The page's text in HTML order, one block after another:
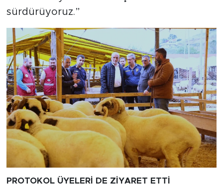
sürdürüyoruz.”
PROTOKOL ÜYELERİ DE ZİYARET ETTİ